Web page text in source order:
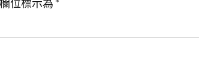
位標示為 *